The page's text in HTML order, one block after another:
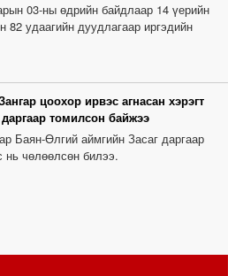
03-ны өдрийн байдлаар 14 үерийн
82 удаагийн дуудлагаар иргэдийн
цоохор ирвэс агнасан хэрэгт
томилсон байжээ
Баян-Өлгий аймгийн Засаг даргаар
нь чөлөөлсөн билээ.